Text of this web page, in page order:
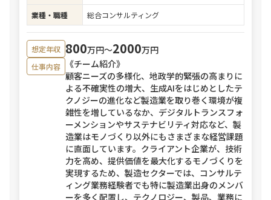
業種・職種
総合コンサルティング
想定年収 800万円〜2000万円
仕事内容
《チーム紹介》
顧客ニーズの多様化、地政学的緊張の高まりに
よる不確実性の増大、生成AIをはじめとしたテ
クノジーの進化など製造業を取り巻く環境が複
雑性を増しているなか、デジタルトランスフォ
ーメンションやサステナビリティ対応など、製
造業はモノづくり以外にもさまざまな経営課題
に直面しています。クライアント企業が、技術
力を高め、提供価値を最大化するモノづくりを
実現するため、製造セクターでは、コンサルテ
ィング業務経験者でも特に製造業出身のメンバ
ーを多く配置し、テクノロジー、製品、業務に